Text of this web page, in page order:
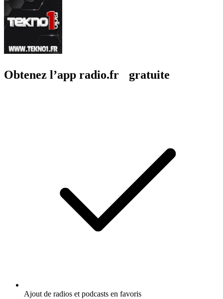
Obtenez l’app radio.fr gratuite
Ajout de radios et podcasts en favoris